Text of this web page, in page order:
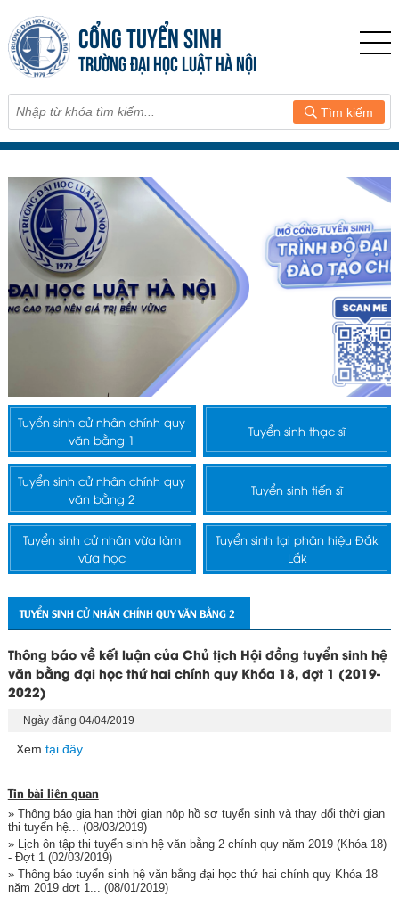
CỔNG TUYỂN SINH
TRƯỜNG ĐẠI HỌC LUẬT HÀ NỘI
Tìm kiếm
Tuyển sinh cử nhân chính quy
văn bằng 1
Tuyển sinh thạc sĩ
Tuyển sinh cử nhân chính quy
văn bằng 2
Tuyển sinh tiến sĩ
Tuyển sinh cử nhân vừa làm
vừa học
Tuyển sinh tại phân hiệu Đắk
Lắk
TUYỂN SINH CỬ NHÂN CHÍNH QUY VĂN BẰNG 2
Thông báo về kết luận của Chủ tịch Hội đồng tuyển sinh hệ
văn bằng đại học thứ hai chính quy Khóa 18, đợt 1 (2019-
2022)
Ngày đăng 04/04/2019
Xem tại đây
Tin bài liên quan
» Thông báo gia hạn thời gian nộp hồ sơ tuyển sinh và thay đổi thời gian
thi tuyển hệ...
(08/03/2019)
» Lịch ôn tập thi tuyển sinh hệ văn bằng 2 chính quy năm 2019 (Khóa 18)
- Đợt 1(02/03/2019)
» Thông báo tuyển sinh hệ văn bằng đại học thứ hai chính quy Khóa 18
năm 2019 đợt 1... (08/01/2019)